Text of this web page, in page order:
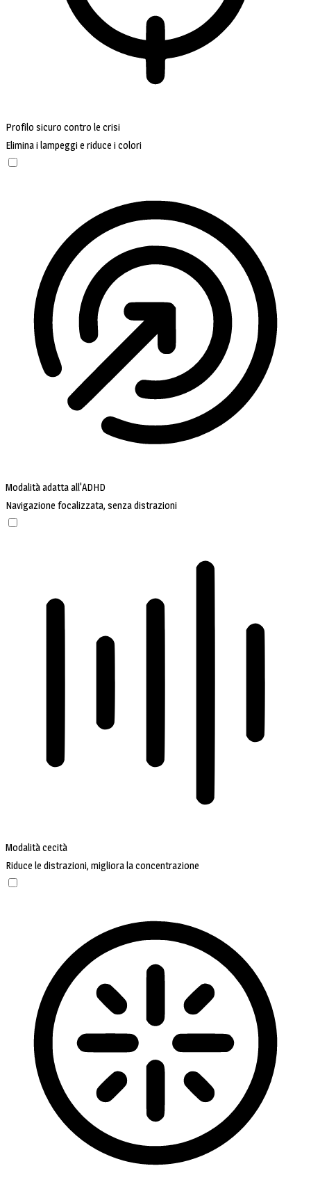
Profilo sicuro contro le crisi
Elimina i lampeggi e riduce i colori
Modalità adatta all'ADHD
Navigazione focalizzata, senza distrazioni
Modalità cecità
Riduce le distrazioni, migliora la concentrazione